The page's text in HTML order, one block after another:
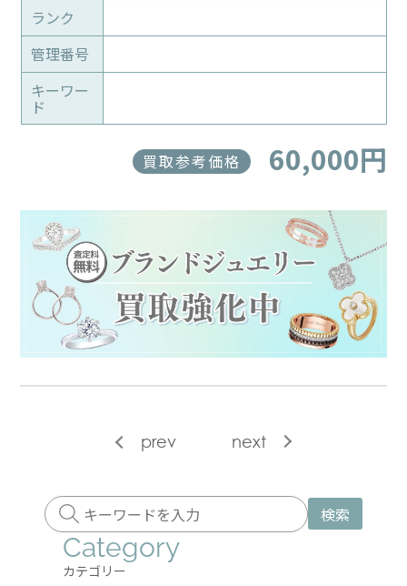
ランク
管理番号
キーワー
ド
買取参考価格 60,000円
prev next
検索
Category
カテゴリー